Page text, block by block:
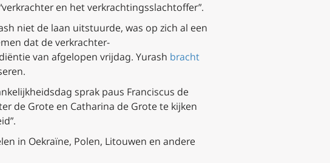
en het verkrachtingsslachtoffer”.
niet de laan uitstuurde, was op zich al een
dat de verkrachter-
van afgelopen vrijdag. Yurash bracht
sprak paus Franciscus de
de Grote en Catharina de Grote te kijken
in Oekraïne, Polen, Litouwen en andere